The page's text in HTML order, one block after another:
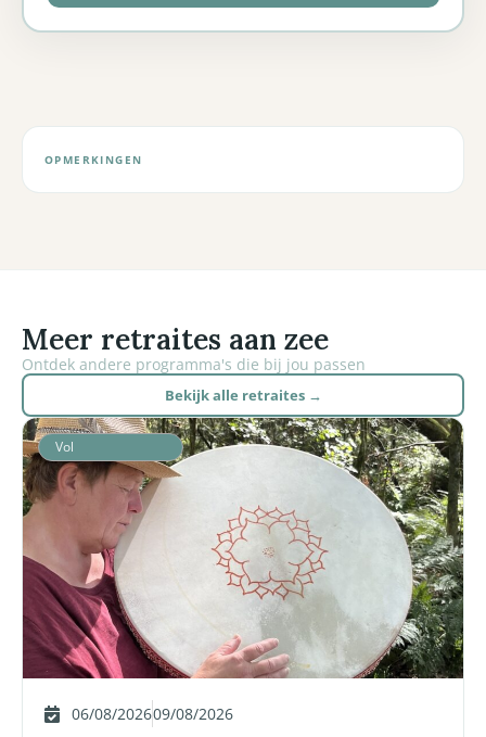
OPMERKINGEN
Meer retraites aan zee
Ontdek andere programma's die bij jou passen
Bekijk alle retraites →
Vol
06/08/202609/08/2026